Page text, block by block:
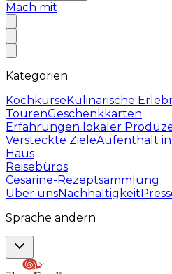
Mach mit
Kategorien
KochkurseKulinarische
TourenGeschenkkarten
Erfahrungen lokaler
Versteckte ZieleAufenthalt in
Haus
Reisebüros
Cesarine-Rezeptsammlung
Über unsNachhaltigkeit
Sprache ändern